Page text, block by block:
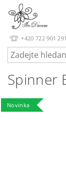
+420 722 901 291
Spinner
Novinka